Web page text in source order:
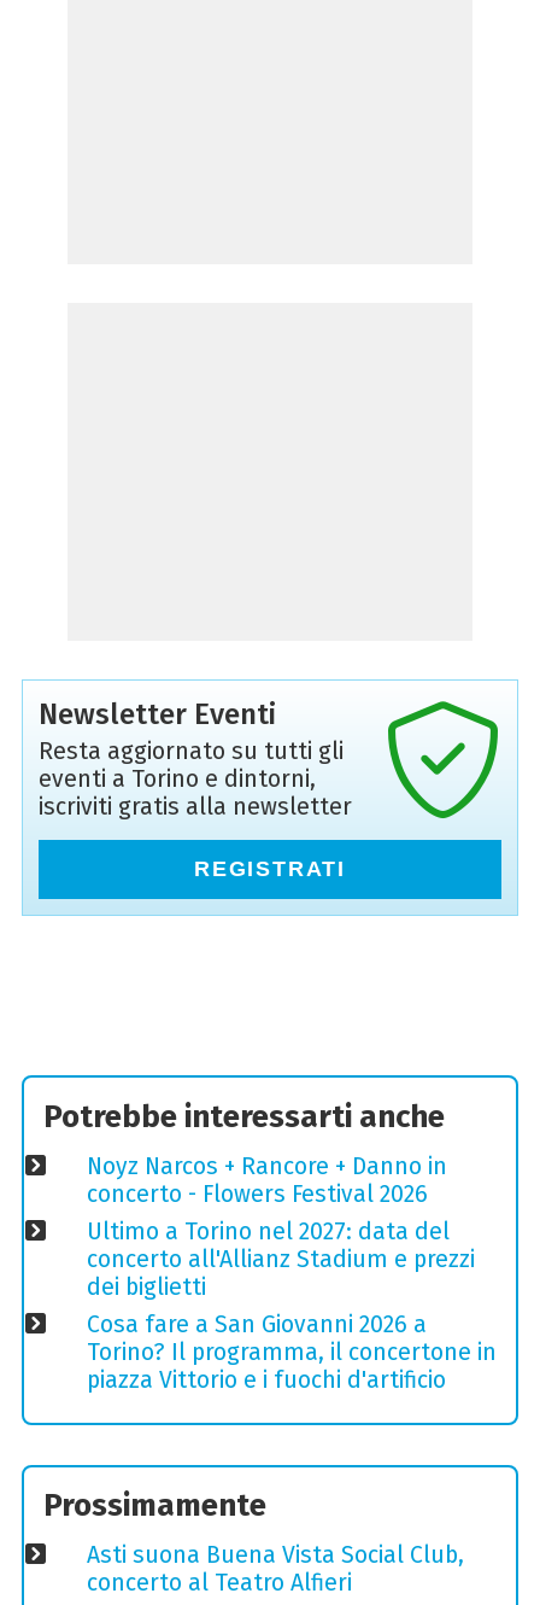
Newsletter Eventi
Resta aggiornato su tutti gli
eventi a Torino e dintorni,
iscriviti gratis alla newsletter
REGISTRATI
Potrebbe interessarti anche
Noyz Narcos + Rancore + Danno in
concerto - Flowers Festival 2026
Ultimo a Torino nel 2027: data del
concerto all'Allianz Stadium e prezzi
dei biglietti
Cosa fare a San Giovanni 2026 a
Torino? Il programma, il concertone in
piazza Vittorio e i fuochi d'artificio
Prossimamente
Asti suona Buena Vista Social Club,
concerto al Teatro Alfieri